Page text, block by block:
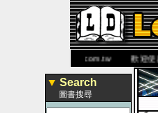
www.leaderbook.com.tw歡迎使用 國
▼ Search
圖書搜尋